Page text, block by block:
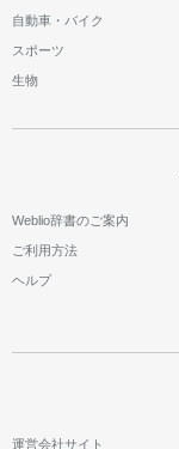
自動車・バイク
スポーツ
生物
Weblio辞書のご案内
ご利用方法
ヘルプ
運営会社サイト